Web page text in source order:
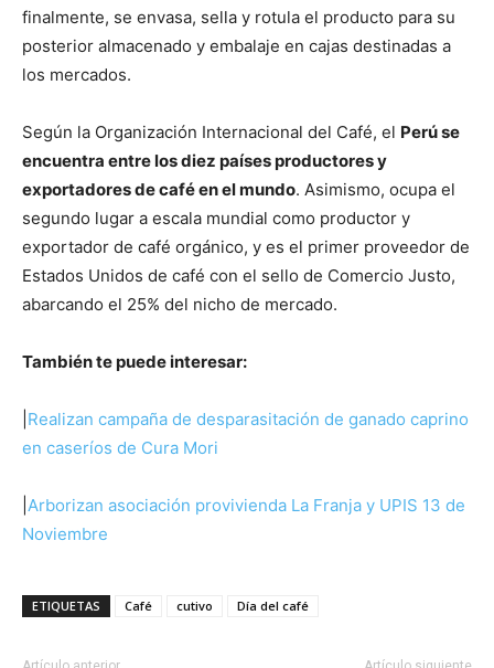
finalmente, se envasa, sella y rotula el producto para su
posterior almacenado y embalaje en cajas destinadas a
los mercados.
Según la Organización Internacional del Café, el Perú se
encuentra entre los diez países productores y
exportadores de café en el mundo. Asimismo, ocupa el
segundo lugar a escala mundial como productor y
exportador de café orgánico, y es el primer proveedor de
Estados Unidos de café con el sello de Comercio Justo,
abarcando el 25% del nicho de mercado.
También te puede interesar:
Realizan campaña de desparasitación de ganado caprino
en caseríos de Cura Mori
Arborizan asociación provivienda La Franja y UPIS 13 de
Noviembre
ETIQUETAS Café cutivo Día del café